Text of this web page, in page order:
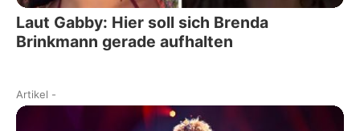
Laut Gabby: Hier soll sich Brenda
Brinkmann gerade aufhalten
Artikel -